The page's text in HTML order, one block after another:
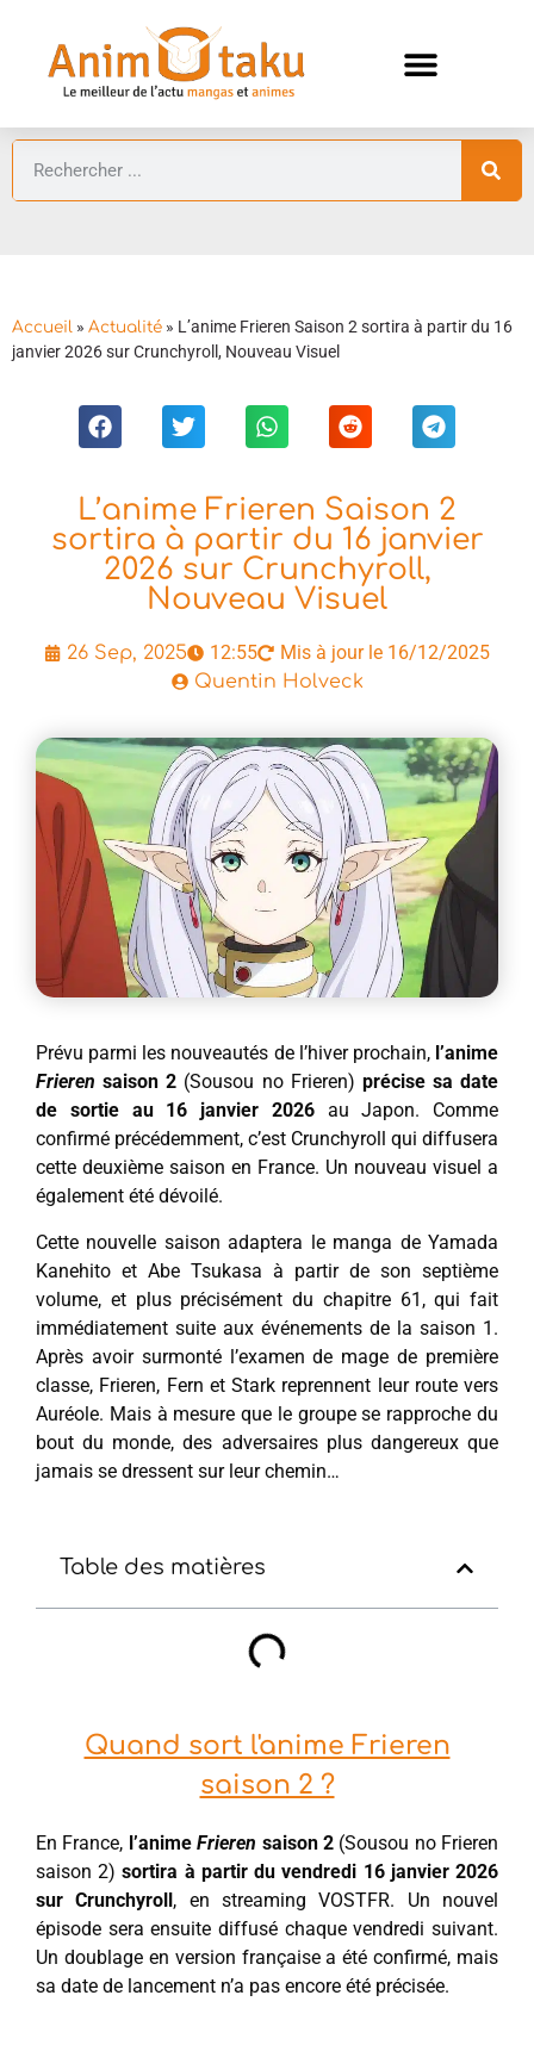
Accueil » Actualité » L’anime Frieren Saison 2 sortira à partir du 16
janvier 2026 sur Crunchyroll, Nouveau Visuel
L’anime Frieren Saison 2
sortira à partir du 16 janvier
2026 sur Crunchyroll,
Nouveau Visuel
26 Sep, 2025 12:55 Mis à jour le 16/12/2025
Quentin Holveck
Prévu parmi les nouveautés de l’hiver prochain, l’anime
Frieren saison 2 (Sousou no Frieren) précise sa date
de sortie au 16 janvier 2026au Japon. Comme
confirmé précédemment, c’est Crunchyroll qui diffusera
cette deuxième saison en France. Un nouveau visuel a
également été dévoilé.
Cette nouvelle saison adaptera le manga de Yamada
Kanehito et Abe Tsukasa à partir de son septième
volume, et plus précisément du chapitre 61, qui fait
immédiatement suite aux événements de la saison 1.
Après avoir surmonté l’examen de mage de première
classe, Frieren, Fern et Stark reprennent leur route vers
Auréole. Mais à mesure que le groupe se rapproche du
bout du monde, des adversaires plus dangereux que
jamais se dressent sur leur chemin…
Table des matières
Quand sort l'anime Frieren
saison 2 ?
En France, l’animeFrieren saison 2(Sousou no Frieren
saison 2) sortira à partir du vendredi 16 janvier 2026
sur Crunchyroll , en streaming VOSTFR. Un nouvel
épisode sera ensuite diffusé chaque vendredi suivant.
Un doublage en version française a été confirmé, mais
sa date de lancement n’a pas encore été précisée.